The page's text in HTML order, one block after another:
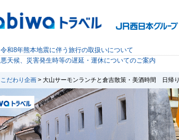
令和8年熊本地震に伴う旅行の取扱いについて
悪天候、災害発生時等の遅延・運休についてのご案内
こだわり企画 > 大山サーモンランチと倉吉散策・美酒時間 日帰り